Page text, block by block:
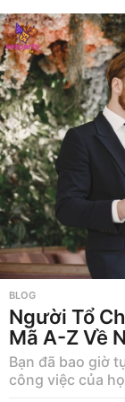
ă
a
g
o
BLOG
Người Tổ
Mã A-Z Về
Bạn đã bao giờ
công việc của